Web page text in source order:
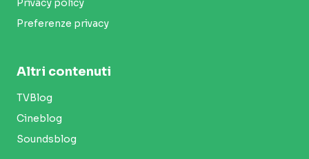
Privacy policy
Preferenze privacy
Altri contenuti
TVBlog
Cineblog
Soundsblog